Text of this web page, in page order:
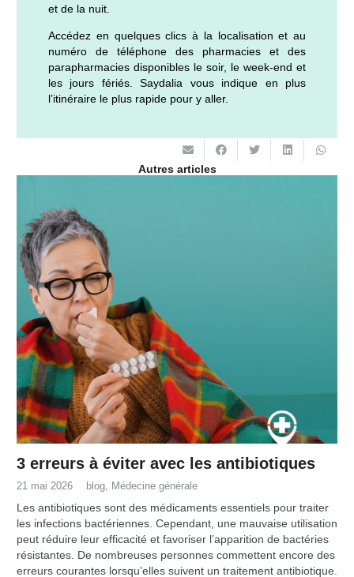
et de la nuit.
Accédez en quelques clics à la localisation et au
numéro de téléphone des pharmacies et des
parapharmacies disponibles le soir, le week-end et
les jours fériés. Saydalia vous indique en plus
l’itinéraire le plus rapide pour y aller.
Autres articles
3 erreurs à éviter avec les antibiotiques
21 mai 2026 blog, Médecine générale
Les antibiotiques sont des médicaments essentiels pour traiter
les infections bactériennes. Cependant, une mauvaise utilisation
peut réduire leur efficacité et favoriser l’apparition de bactéries
résistantes. De nombreuses personnes commettent encore des
erreurs courantes lorsqu’elles suivent un traitement antibiotique.